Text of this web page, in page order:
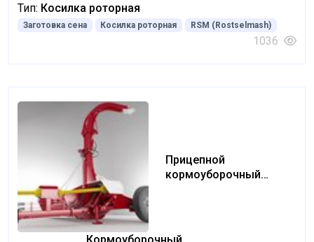
Тип: Косилка роторная
Заготовка сена Косилка роторная RSM (Rostselmash)
1036
Прицепной
кормоуборочный